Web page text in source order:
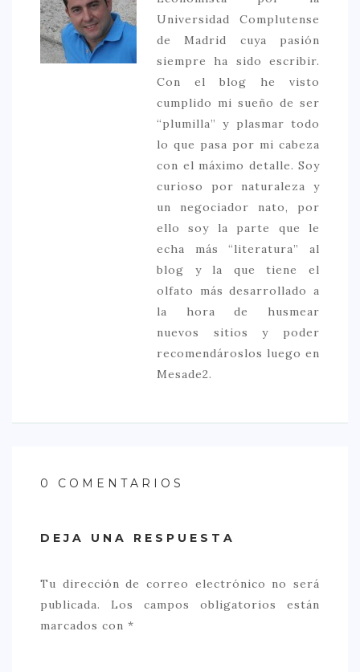
Universidad Complutense
de Madrid cuya pasión
siempre ha sido escribir.
Con el blog he visto
cumplido mi sueño de ser
“plumilla” y plasmar todo
lo que pasa por mi cabeza
con el máximo detalle. Soy
curioso por naturaleza y
un negociador nato, por
ello soy la parte que le
echa más “literatura” al
blog y la que tiene el
olfato más desarrollado a
la hora de husmear
nuevos sitios y poder
recomendároslos luego en
Mesade2.
0 COMENTARIOS
DEJA UNA RESPUESTA
Tu dirección de correo electrónico no será
publicada.
Los campos obligatorios están
marcados con *